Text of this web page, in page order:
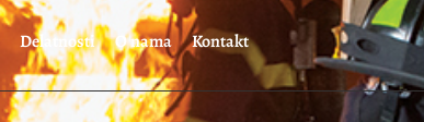
Delatnosti O nama Kontakt